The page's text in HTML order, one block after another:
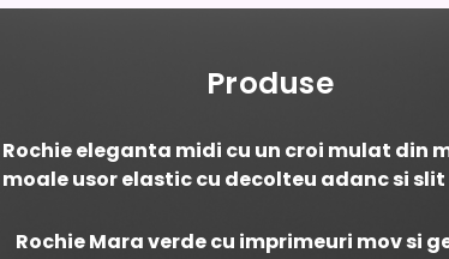
Produse
Rochie eleganta midi cu un croi mulat din
moale usor elastic cu decolteu adanc si
Rochie Mara verde cu imprimeuri mov si